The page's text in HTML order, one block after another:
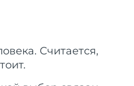
Считается,